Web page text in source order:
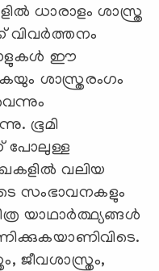
ധാരാളം ശാസ്ത്ര
വിവർത്തനം
ഈ
ശാസ്ത്രരംഗം
ഭൂമി
പോലുള്ള
വലിയ
സംഭാവനകളും
യാഥാർത്ഥ്യങ്ങൾ
ജീവശാസ്ത്രം,